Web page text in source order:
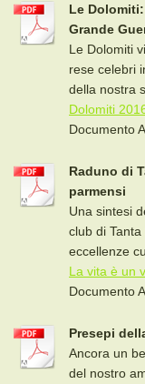
Le
Grande
Le Dolomiti
rese celebri
della nostra
Dolomiti
Documento
Raduno di
parmensi
Una sintesi
club di
eccellenze
La vita è un
Documento
Presepi
Ancora un
del nostro